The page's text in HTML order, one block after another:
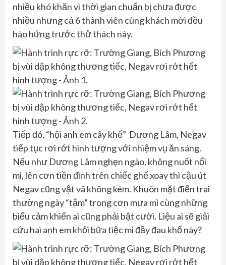
nhiều khó khăn vì thời gian chuẩn bị chưa được
nhiều nhưng cả 6 thành viên cùng khách mời đều
hào hứng trước thử thách này.
Tiếp đó, “hội anh em cây khế” Dương Lâm, Negav
tiếp tục rơi rớt hình tượng với nhiệm vụ ăn sáng.
Nếu như Dương Lâm nghẹn ngào, không nuốt nổi
mì, lên cơn tiền đình trên chiếc ghế xoay thì cậu út
Negav cũng vật vã không kém. Khuôn mặt điển trai
thường ngày “tắm” trong cơn mưa mì cùng những
biểu cảm khiến ai cũng phải bật cười. Liệu ai sẽ giải
cứu hai anh em khỏi bữa tiệc mì đầy đau khổ này?